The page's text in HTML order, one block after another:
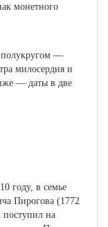
монетного
—
милосердия и
— даты в две
году, в семье
Пирогова (1772
на